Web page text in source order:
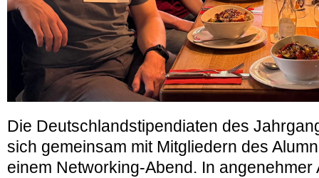
Die Deutschlandstipendiaten des
sich gemeinsam mit Mitgliedern des
einem Networking-Abend. In angenehmer